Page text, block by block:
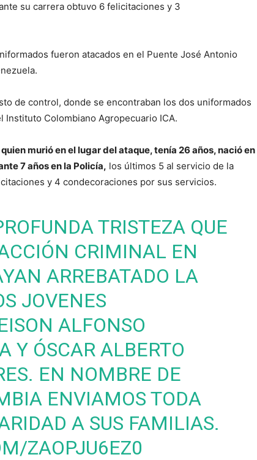
su carrera obtuvo 6 felicitaciones y 3
fueron atacados en el Puente José Antonio
de control, donde se encontraban los dos uniformados
Instituto Colombiano Agropecuario ICA.
murió en el lugar del ataque, tenía 26 años, nació en
7 años en la Policía, los últimos 5 al servicio de la
y 4 condecoraciones por sus servicios.
TRISTEZA QUE
CRIMINAL EN
ARREBATADO LA
JOVENES
ALFONSO
Y ÓSCAR ALBERTO
EN NOMBRE DE
ENVIAMOS TODA
A SUS FAMILIAS.
ZAOPJU6EZ0